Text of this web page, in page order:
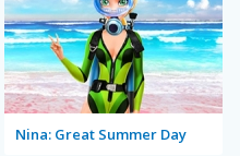
Nina: Great Summer Day